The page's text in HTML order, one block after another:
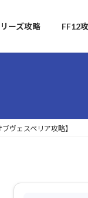
ーズ攻略 FF12
ヴェスペリア攻略】